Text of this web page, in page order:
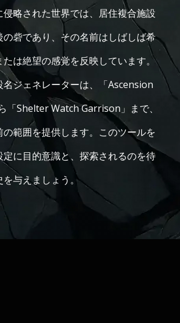
侵略された世界では、居住複合施設
の砦であり、その名前はしばしば希
たは絶望の感覚を反映しています。
名ジェネレーターは、「Ascension
「Shelter Watch Garrison」まで、
の範囲を提供します。このツールを
定に目的意識と、探索されるのを待
を与えましょう。